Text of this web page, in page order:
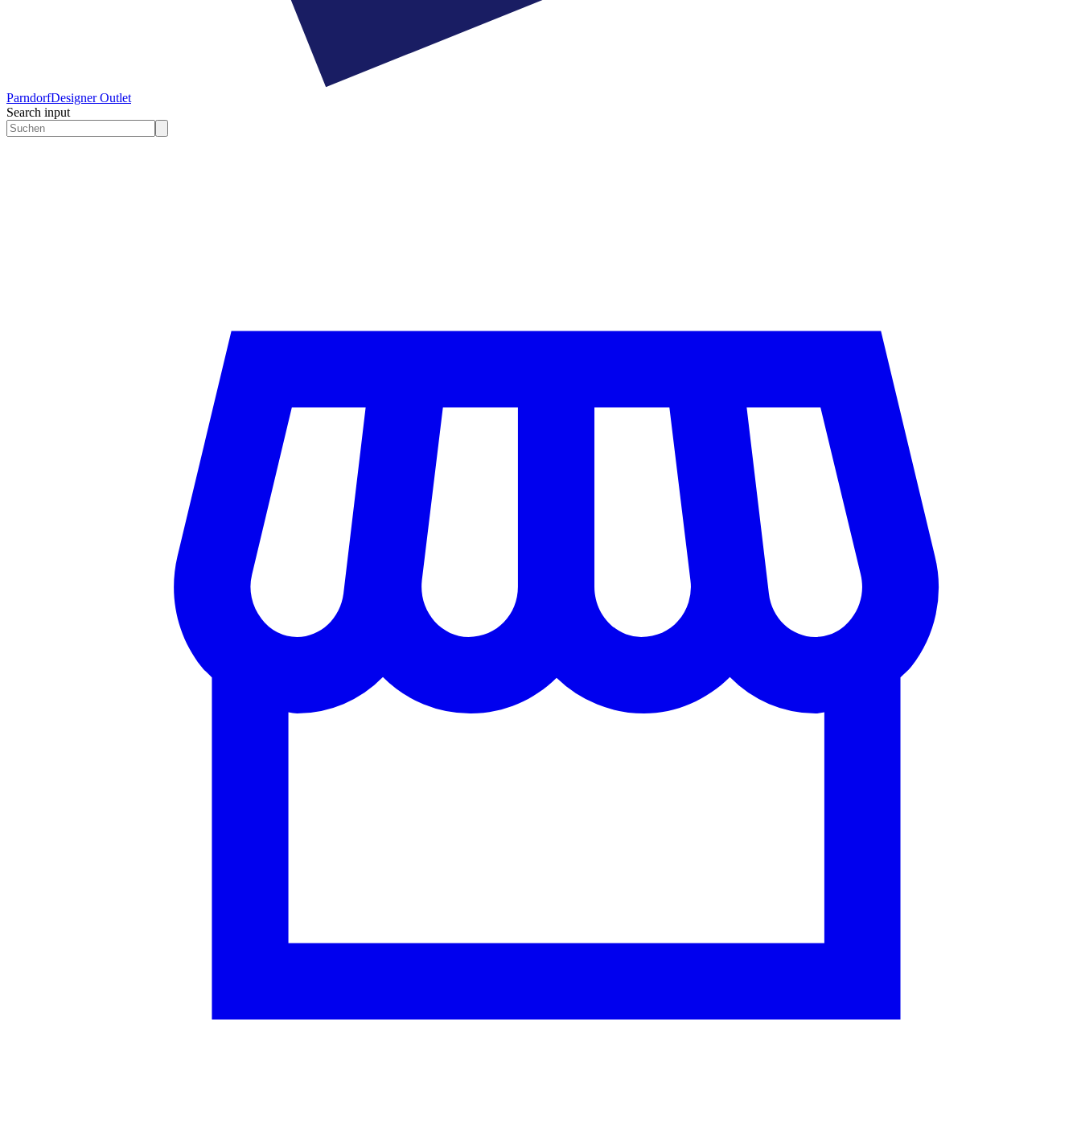
ParndorfDesigner Outlet
Search input